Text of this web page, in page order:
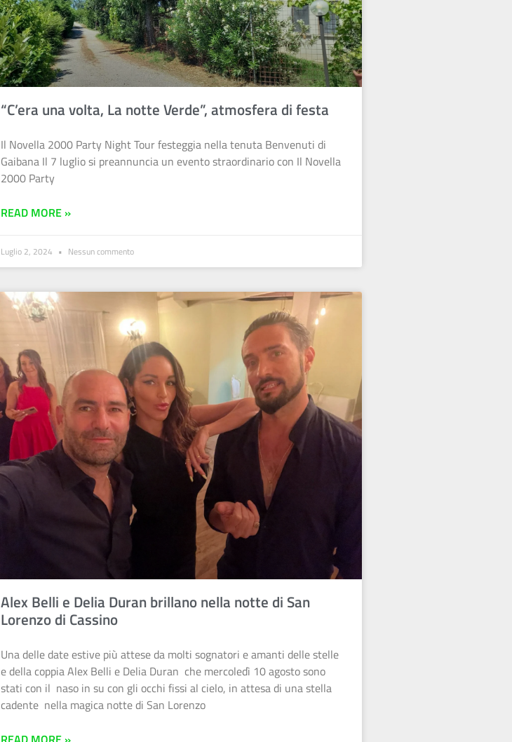
“C’era una volta, La notte Verde”, atmosfera di festa
Il Novella 2000 Party Night Tour festeggia nella tenuta Benvenuti di
Gaibana Il 7 luglio si preannuncia un evento straordinario con Il Novella
2000 Party
READ MORE »
Luglio 2, 2024 Nessun commento
Alex Belli e Delia Duran brillano nella notte di San
Lorenzo di Cassino
Una delle date estive più attese da molti sognatori e amanti delle stelle
e della coppia Alex Belli e Delia Duran che mercoledì 10 agosto sono
stati con il naso in su con gli occhi fissi al cielo, in attesa di una stella
cadente nella magica notte di San Lorenzo